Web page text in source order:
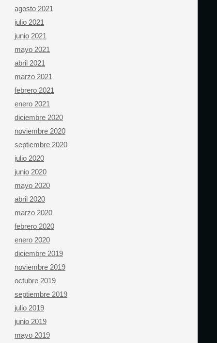
agosto 2021
julio 2021
junio 2021
mayo 2021
abril 2021
marzo 2021
febrero 2021
enero 2021
diciembre 2020
noviembre 2020
septiembre 2020
julio 2020
junio 2020
mayo 2020
abril 2020
marzo 2020
febrero 2020
enero 2020
diciembre 2019
noviembre 2019
octubre 2019
septiembre 2019
julio 2019
junio 2019
mayo 2019